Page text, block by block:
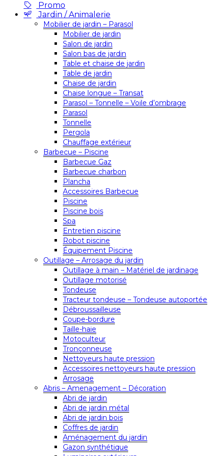
Promo
Jardin / Animalerie
Mobilier de jardin – Parasol
Mobilier de jardin
Salon de jardin
Salon bas de jardin
Table et chaise de jardin
Table de jardin
Chaise de jardin
Chaise longue – Transat
Parasol – Tonnelle – Voile d’ombrage
Parasol
Tonnelle
Pergola
Chauffage extérieur
Barbecue – Piscine
Barbecue Gaz
Barbecue charbon
Plancha
Accessoires Barbecue
Piscine
Piscine bois
Spa
Entretien piscine
Robot piscine
Équipement Piscine
Outillage – Arrosage du jardin
Outillage à main – Matériel de jardinage
Outillage motorisé
Tondeuse
Tracteur tondeuse – Tondeuse autoportée
Débroussailleuse
Coupe-bordure
Taille-haie
Motoculteur
Tronçonneuse
Nettoyeurs haute pression
Accessoires nettoyeurs haute pression
Arrosage
Abris – Amenagement – Décoration
Abri de jardin
Abri de jardin métal
Abri de jardin bois
Coffres de jardin
Aménagement du jardin
Gazon synthétique